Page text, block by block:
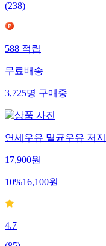
(238)
588 적립
무료배송
3,725명 구매중
연세우유 멸균우유 저
17,900원
10%16,100원
4.7